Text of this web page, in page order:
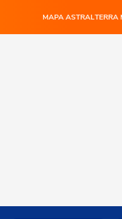
MAPA ASTRALTERRA